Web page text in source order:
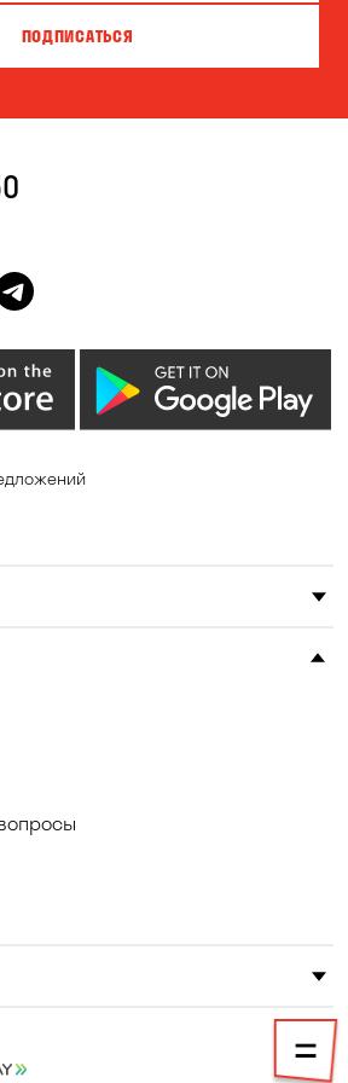
Вольное
Каменское
ПОДПИСАТЬСЯ